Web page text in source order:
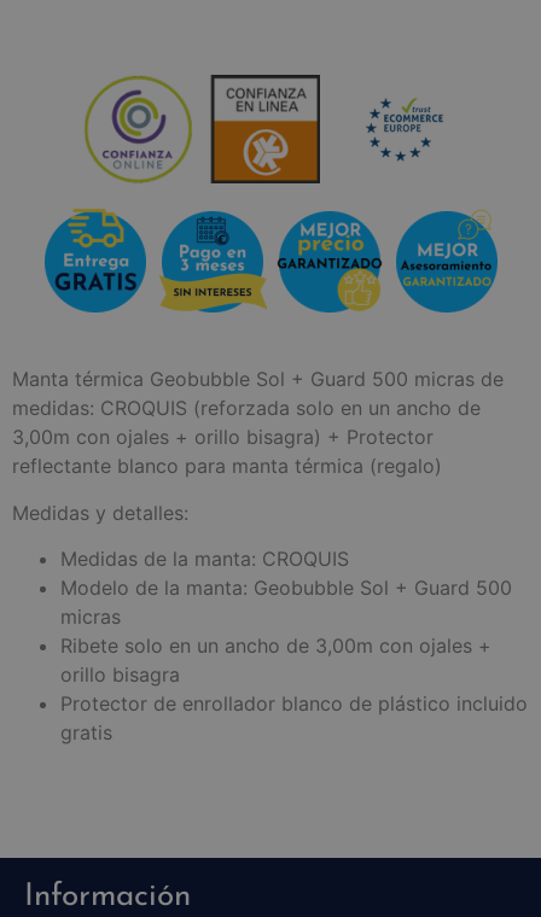
Manta térmica Geobubble Sol + Guard 500 micras de
medidas: CROQUIS (reforzada solo en un ancho de
3,00m con ojales + orillo bisagra) + Protector
reflectante blanco para manta térmica (regalo)
Medidas y detalles:
Medidas de la manta: CROQUIS
Modelo de la manta: Geobubble Sol + Guard 500
micras
Ribete solo en un ancho de 3,00m con ojales +
orillo bisagra
Protector de enrollador blanco de plástico incluido
gratis
Información